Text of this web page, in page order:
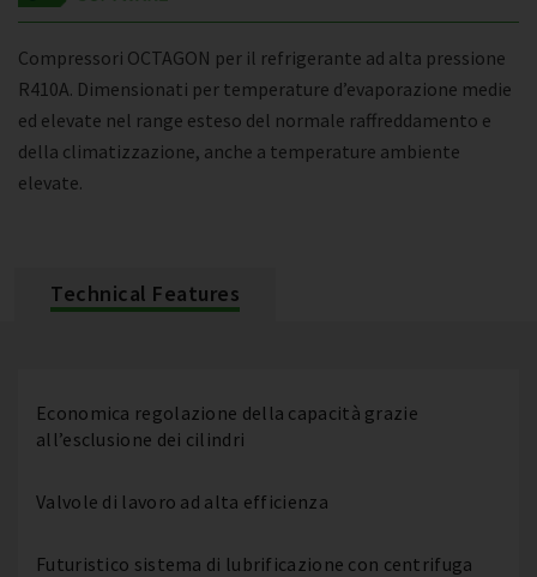
Compressori OCTAGON per il refrigerante ad alta pressione
R410A. Dimensionati per temperature d’evaporazione medie
ed elevate nel range esteso del normale raffreddamento e
della climatizzazione, anche a temperature ambiente
elevate.
Technical Features
Economica regolazione della capacità grazie
all’esclusione dei cilindri
Valvole di lavoro ad alta efficienza
Futuristico sistema di lubrificazione con centrifuga